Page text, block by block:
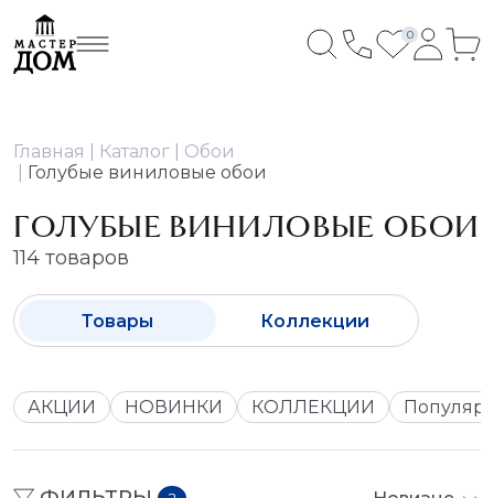
0
Главная Каталог
Обои
Голубые виниловые обои
ГОЛУБЫЕ ВИНИЛОВЫЕ ОБОИ
114 товаров
Товары Коллекции
АКЦИИ НОВИНКИ КОЛЛЕКЦИИ